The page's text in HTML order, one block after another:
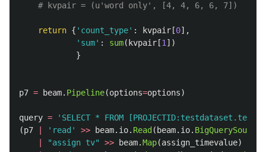
return { ' count_type' : kvpair [0],
' sum' : sum( kvpair [1 ])
}
p7 = beam. Pipeline(options=options)
query = ' SELECT * FROM
(p7 ' read ' >> beam. io. Read ( beam. io. BigQuerySource
"assign tv" >> beam.Map(assign_timevalue)